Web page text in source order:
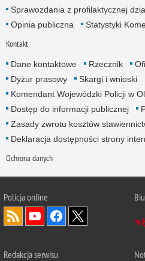
Sprawozdania z profilaktycznej
Opinia publiczna
Statystyki
Kontakt
Dane kontaktowe Rzecznik
Dyżur prasowy
Skargi i wnioski
Komendant Wojewódzki Policji w
Dostęp do informacji publicznej
Zasady zwrotu kosztów
Deklaracja dostępności strony
Ochrona danych
Policja online
Redakcja serwisu